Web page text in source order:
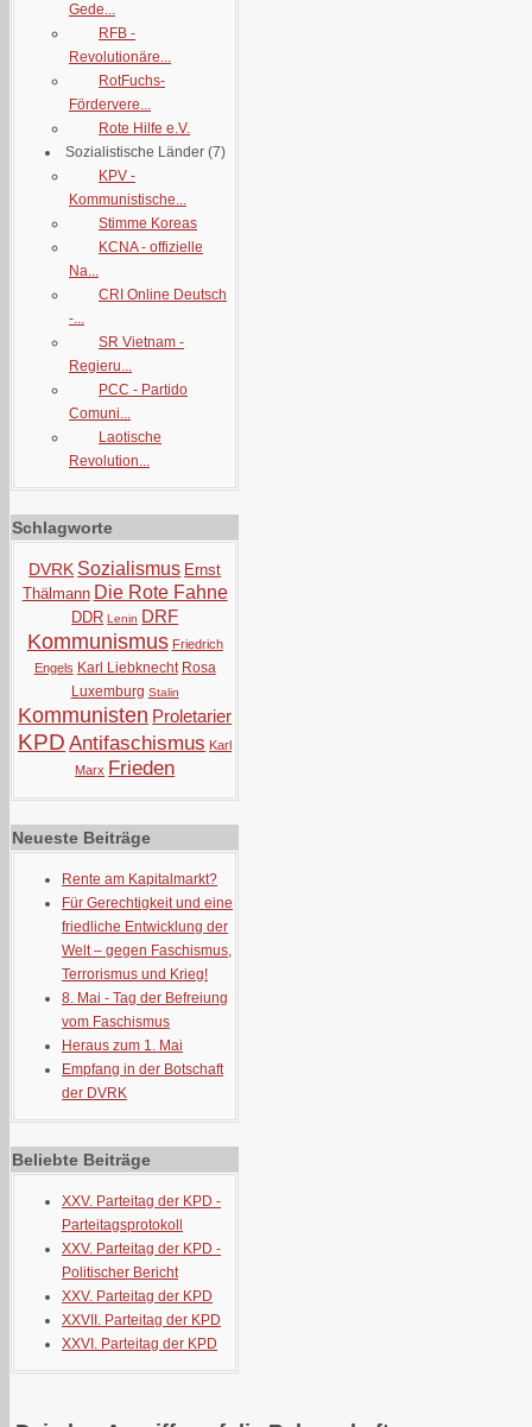
Gede...
RFB -
Revolutionäre...
RotFuchs-
Fördervere...
Rote Hilfe e.V.
Sozialistische Länder (7)
KPV -
Kommunistische...
Stimme Koreas
KCNA - offizielle
Na...
CRI Online Deutsch
-...
SR Vietnam -
Regieru...
PCC - Partido
Comuni...
Laotische
Revolution...
Schlagworte
DVRK Sozialismus Ernst
Thälmann Die Rote Fahne
DDR Lenin DRF
Kommunismus Friedrich
Engels Karl Liebknecht Rosa
Luxemburg Stalin
Kommunisten Proletarier
KPD Antifaschismus Karl
Marx Frieden
Neueste Beiträge
Rente am Kapitalmarkt?
Für Gerechtigkeit und eine
friedliche Entwicklung der
Welt – gegen Faschismus,
Terrorismus und Krieg!
8. Mai - Tag der Befreiung
vom Faschismus
Heraus zum 1. Mai
Empfang in der Botschaft
der DVRK
Beliebte Beiträge
XXV. Parteitag der KPD -
Parteitagsprotokoll
XXV. Parteitag der KPD -
Politischer Bericht
XXV. Parteitag der KPD
XXVII. Parteitag der KPD
XXVI. Parteitag der KPD